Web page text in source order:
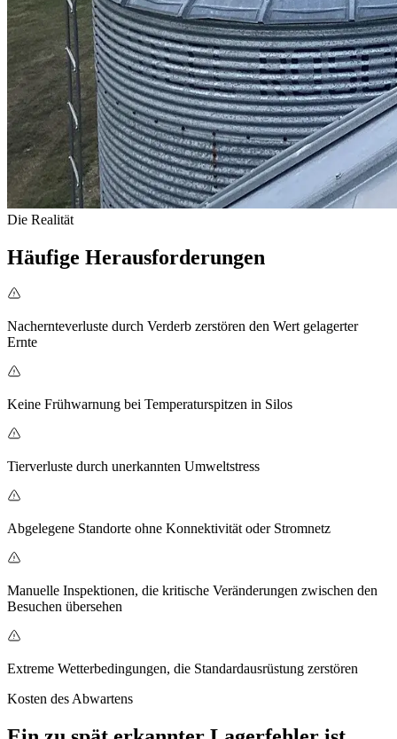
Die Realität
Häufige Herausforderungen
Nachernteverluste durch Verderb zerstören den Wert gelagerter
Ernte
Keine Frühwarnung bei Temperaturspitzen in Silos
Tierverluste durch unerkannten Umweltstress
Abgelegene Standorte ohne Konnektivität oder Stromnetz
Manuelle Inspektionen, die kritische Veränderungen zwischen den
Besuchen übersehen
Extreme Wetterbedingungen, die Standardausrüstung zerstören
Kosten des Abwartens